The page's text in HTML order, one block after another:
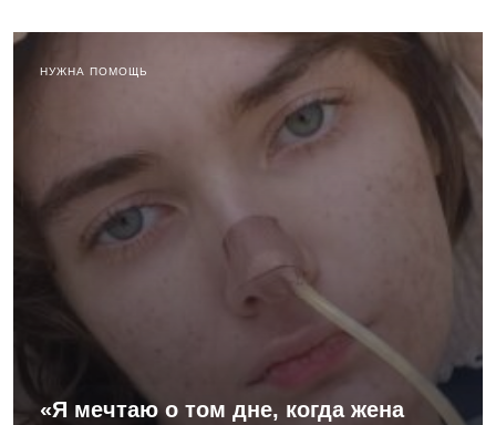
НУЖНА ПОМОЩЬ
«Я мечтаю о том дне, когда жена